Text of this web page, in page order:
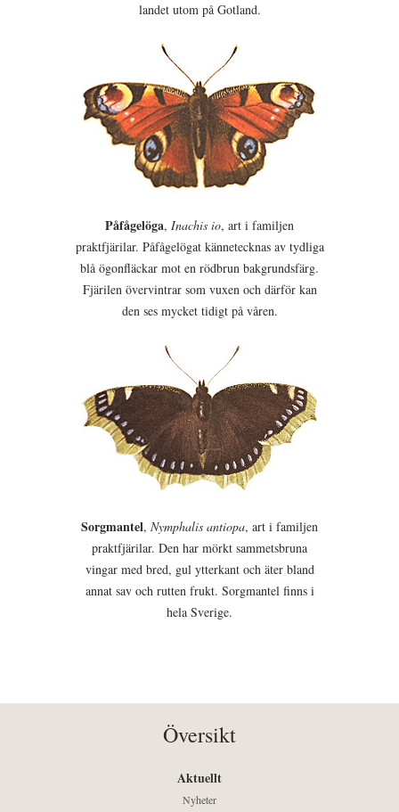
landet utom på Gotland.
Påfågelöga, Inachis io, art i familjen
praktfjärilar. Påfågelögat kännetecknas av tydliga
blå ögonfläckar mot en rödbrun bakgrundsfärg.
Fjärilen övervintrar som vuxen och därför kan
den ses mycket tidigt på våren.
Sorgmantel, Nymphalis antiopa, art i familjen
praktfjärilar. Den har mörkt sammetsbruna
vingar med bred, gul ytterkant och äter bland
annat sav och rutten frukt. Sorgmantel finns i
hela Sverige.
Översikt
Aktuellt
Nyheter